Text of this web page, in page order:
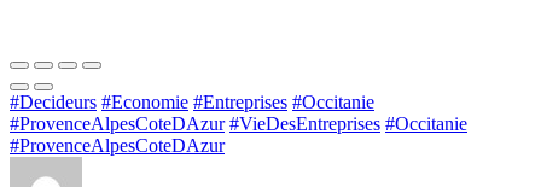
#Decideurs #Economie #Entreprises #Occitanie
#ProvenceAlpesCoteDAzur #VieDesEntreprises #Occitanie
#ProvenceAlpesCoteDAzur